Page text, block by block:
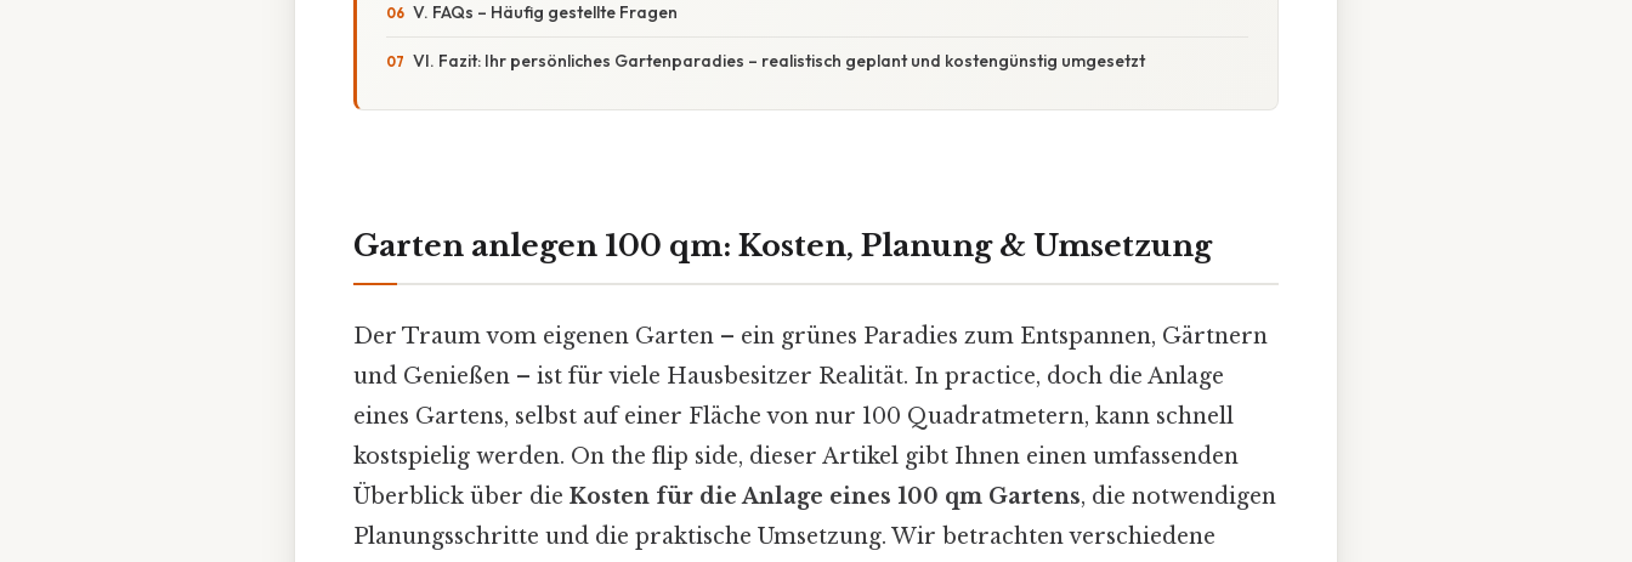
V. FAQs – Häufig gestellte Fragen
VI. Fazit: Ihr persönliches Gartenparadies – realistisch geplant und kostengünstig umgesetzt
Garten anlegen 100 qm: Kosten, Planung & Umsetzung
Der Traum vom eigenen Garten – ein grünes Paradies zum Entspannen, Gärtnern
und Genießen – ist für viele Hausbesitzer Realität. In practice, doch die Anlage
eines Gartens, selbst auf einer Fläche von nur 100 Quadratmetern, kann schnell
kostspielig werden. On the flip side, dieser Artikel gibt Ihnen einen umfassenden
Überblick über die Kosten für die Anlage eines 100 qm Gartens, die notwendigen
Planungsschritte und die praktische Umsetzung. Wir betrachten verschiedene